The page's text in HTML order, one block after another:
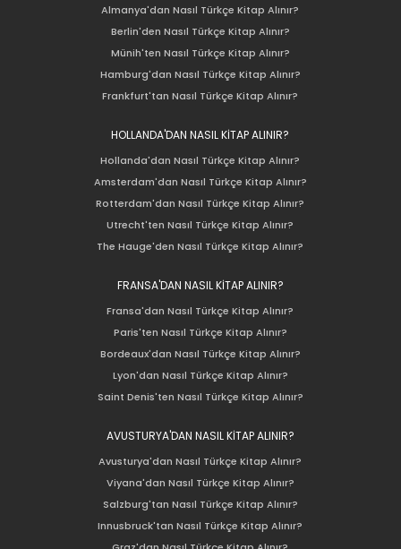
Almanya'dan Nasıl Türkçe Kitap Alınır?
Berlin'den Nasıl Türkçe Kitap Alınır?
Münih'ten Nasıl Türkçe Kitap Alınır?
Hamburg'dan Nasıl Türkçe Kitap Alınır?
Frankfurt'tan Nasıl Türkçe Kitap Alınır?
HOLLANDA'DAN NASIL KİTAP ALINIR?
Hollanda'dan Nasıl Türkçe Kitap Alınır?
Amsterdam'dan Nasıl Türkçe Kitap Alınır?
Rotterdam'dan Nasıl Türkçe Kitap Alınır?
Utrecht'ten Nasıl Türkçe Kitap Alınır?
The Hauge'den Nasıl Türkçe Kitap Alınır?
FRANSA'DAN NASIL KİTAP ALINIR?
Fransa'dan Nasıl Türkçe Kitap Alınır?
Paris'ten Nasıl Türkçe Kitap Alınır?
Bordeaux'dan Nasıl Türkçe Kitap Alınır?
Lyon'dan Nasıl Türkçe Kitap Alınır?
Saint Denis'ten Nasıl Türkçe Kitap Alınır?
AVUSTURYA'DAN NASIL KİTAP ALINIR?
Avusturya'dan Nasıl Türkçe Kitap Alınır?
Viyana'dan Nasıl Türkçe Kitap Alınır?
Salzburg'tan Nasıl Türkçe Kitap Alınır?
Innusbruck'tan Nasıl Türkçe Kitap Alınır?